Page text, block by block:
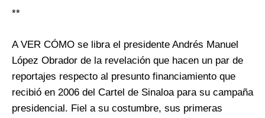
**
A VER CÓMO se libra el presidente Andrés Manuel
López Obrador de la revelación que hacen un par de
reportajes respecto al presunto financiamiento que
recibió en 2006 del Cartel de Sinaloa para su campaña
presidencial. Fiel a su costumbre, sus primeras